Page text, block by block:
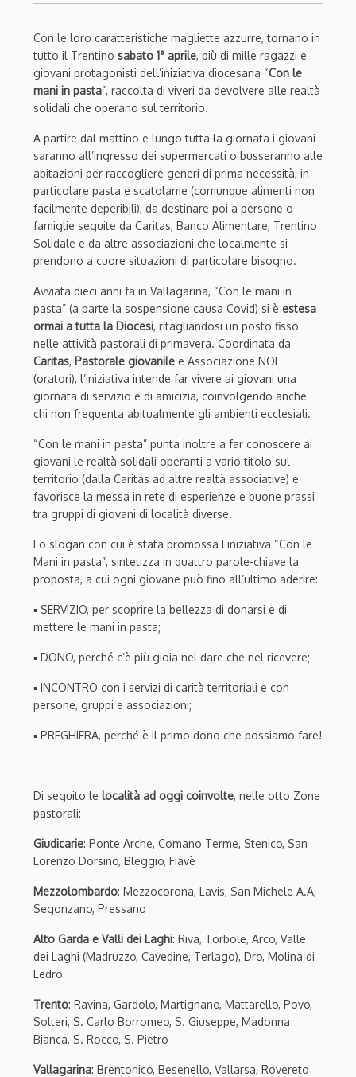
Con le loro caratteristiche magliette azzurre, tornano in
tutto il Trentino sabato 1° aprile, più di mille ragazzi e
giovani protagonisti dell’iniziativa diocesana “Con le
mani in pasta”, raccolta di viveri da devolvere alle realtà
solidali che operano sul territorio.
A partire dal mattino e lungo tutta la giornata i giovani
saranno all’ingresso dei supermercati o busseranno alle
abitazioni per raccogliere generi di prima necessità, in
particolare pasta e scatolame (comunque alimenti non
facilmente deperibili), da destinare poi a persone o
famiglie seguite da Caritas, Banco Alimentare, Trentino
Solidale e da altre associazioni che localmente si
prendono a cuore situazioni di particolare bisogno.
Avviata dieci anni fa in Vallagarina, “Con le mani in
pasta” (a parte la sospensione causa Covid) si è estesa
ormai a tutta la Diocesi, ritagliandosi un posto fisso
nelle attività pastorali di primavera. Coordinata da
Caritas, Pastorale giovanile e Associazione NOI
(oratori), l’iniziativa intende far vivere ai giovani una
giornata di servizio e di amicizia, coinvolgendo anche
chi non frequenta abitualmente gli ambienti ecclesiali.
“Con le mani in pasta” punta inoltre a far conoscere ai
giovani le realtà solidali operanti a vario titolo sul
territorio (dalla Caritas ad altre realtà associative) e
favorisce la messa in rete di esperienze e buone prassi
tra gruppi di giovani di località diverse.
Lo slogan con cui è stata promossa l’iniziativa “Con le
Mani in pasta”, sintetizza in quattro parole-chiave la
proposta, a cui ogni giovane può fino all’ultimo aderire:
▪ SERVIZIO, per scoprire la bellezza di donarsi e di
mettere le mani in pasta;
▪ DONO, perché c’è più gioia nel dare che nel ricevere;
▪ INCONTRO con i servizi di carità territoriali e con
persone, gruppi e associazioni;
▪ PREGHIERA, perché è il primo dono che possiamo fare!
Di seguito le località ad oggi coinvolte, nelle otto Zone
pastorali:
Giudicarie: Ponte Arche, Comano Terme, Stenico, San
Lorenzo Dorsino, Bleggio, Fiavè
Mezzolombardo: Mezzocorona, Lavis, San Michele A.A,
Segonzano, Pressano
Alto Garda e Valli dei Laghi: Riva, Torbole, Arco, Valle
dei Laghi (Madruzzo, Cavedine, Terlago), Dro, Molina di
Ledro
Trento: Ravina, Gardolo, Martignano, Mattarello, Povo,
Solteri, S. Carlo Borromeo, S. Giuseppe, Madonna
Bianca, S. Rocco, S. Pietro
Vallagarina: Brentonico, Besenello, Vallarsa, Rovereto